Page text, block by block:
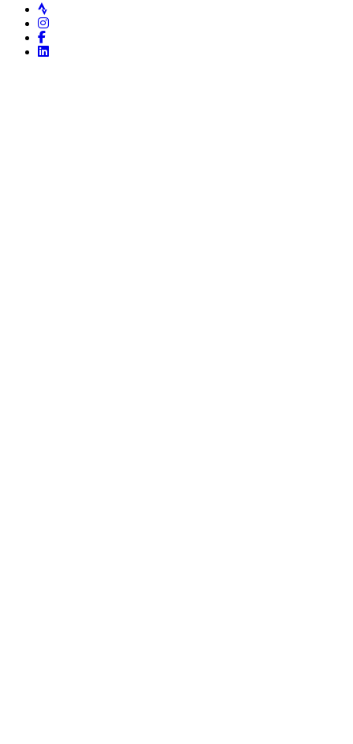
Strava
Instagram
Facebook
LinkedIn